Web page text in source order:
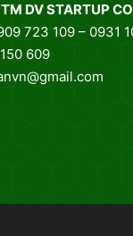
DV STARTUP
723 109 – 0931
609